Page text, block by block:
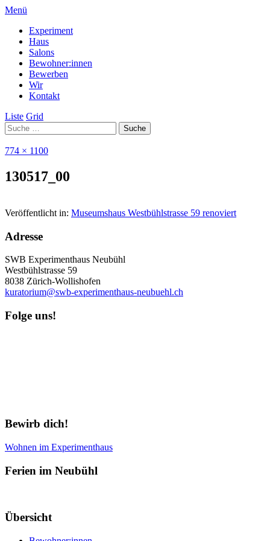
Menü
Experiment
Haus
Salons
Bewohner:innen
Bewerben
Wir
Kontakt
Liste Grid
774 × 1100
130517_00
Veröffentlicht in: Museumshaus Westbühlstrasse 59 renoviert
Adresse
SWB Experimenthaus Neubühl
Westbühlstrasse 59
8038 Zürich-Wollishofen
kuratorium@swb-experimenthaus-neubuehl.ch
Folge uns!
Bewirb dich!
Wohnen im Experimenthaus
Ferien im Neubühl
Übersicht